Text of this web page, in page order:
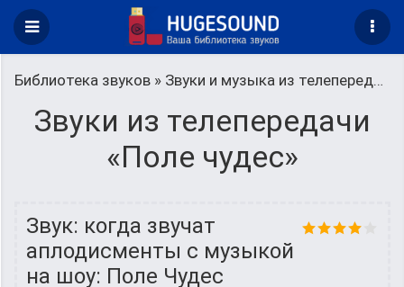
Библиотека звуков » Звуки и музыка из телепередач
Звуки из телепередачи
«Поле чудес»
Звук: когда звучат
аплодисменты с музыкой
на шоу: Поле Чудес